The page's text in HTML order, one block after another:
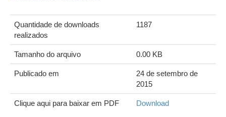
Quantidade de downloads
realizados
1187
Tamanho do arquivo 0.00 KB
Publicado em
24 de setembro de
2015
Clique aqui para baixar em PDF Download